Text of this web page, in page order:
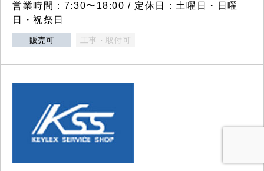
営業時間：7:30〜18:00 / 定休日：土曜日・日曜
日・祝祭日
販売可 工事・取付可